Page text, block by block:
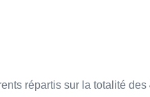
répartis sur la totalité des